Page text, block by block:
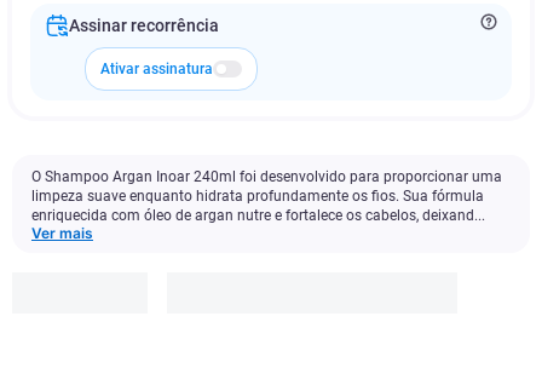
Assinar recorrência
Ativar assinatura
O Shampoo Argan Inoar 240ml foi desenvolvido para proporcionar uma
limpeza suave enquanto hidrata profundamente os fios. Sua fórmula
enriquecida com óleo de argan nutre e fortalece os cabelos, deixand...
Ver mais